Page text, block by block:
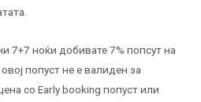
7+7 ноќи добивате 7% попсут на
попуст не е валиден за
со Early booking попуст или